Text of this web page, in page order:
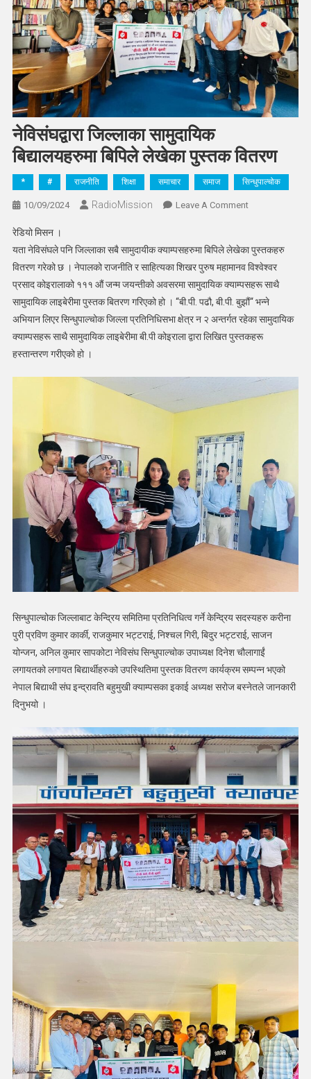
नेविसंघद्वारा जिल्लाका सामुदायिक
बिद्यालयहरुमा बिपिले लेखेका पुस्तक वितरण
* # राजनीति शिक्षा समाचार समाज सिन्धुपाल्चोक
10/09/2024 RadioMission Leave A CommentOn
सामुदायिक
बिद्यालयहरुमा
बिपिले
लेखेका
पुस्तक
वितरण
रेडियो मिसन ।
यता नेविसंघले पनि जिल्लाका सबै सामुदायीक क्याम्पसहरुमा बिपिले लेखेका पुस्तकहरु
वितरण गरेको छ । नेपालको राजनीति र साहित्यका शिखर पुरुष महामानव विश्वेश्वर
प्रसाद कोइरालाको १११ औं जन्म जयन्तीको अवसरमा सामुदायिक क्याम्पसहरू साथै
सामुदायिक लाइबेरीमा पुस्तक बितरण गरिएको हो । “बी.पी. पढौ, बी.पी. बुझौं“ भन्ने
अभियान लिएर सिन्धुपाल्चोक जिल्ला प्रतिनिधिसभा क्षेत्र न २ अन्तर्गत रहेका सामुदायिक
क्याम्पसहरू साथै सामुदायिक लाइबेरीमा बी.पी कोइराला द्वारा लिखित पुस्तकहरू
हस्तान्तरण गरीएको हो ।
सिन्धुपाल्चोक जिल्लाबाट केन्द्रिय समितिमा प्रतिनिधित्व गर्ने केन्द्रिय सदस्यहरु करीना
पुरी प्रविण कुमार कार्की, राजकुमार भट्टराई, निश्चल गिरी, बिदुर भट्टराई, साजन
योन्जन, अनिल कुमार सापकोटा नेविसंघ सिन्धुपाल्चोक उपाध्यक्ष दिनेश चौलागाईं
लगायतको लगायत बिद्यार्थीहरुको उपस्थितिमा पुस्तक वितरण कार्यक्रम सम्पन्न भएको
नेपाल बिद्याथी संघ इन्द्रावति बहुमुखी क्याम्पसका इकाई अध्यक्ष सरोज बस्नेतले जानकारी
दिनुभयो ।